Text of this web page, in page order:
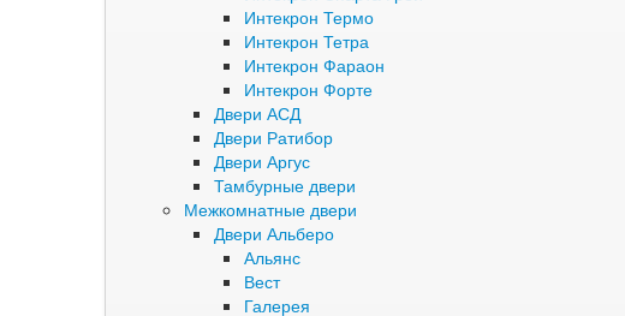
Интекрон Термо
Интекрон Тетра
Интекрон Фараон
Интекрон Форте
Двери АСД
Двери Ратибор
Двери Аргус
Тамбурные двери
Межкомнатные двери
Двери Альберо
Альянс
Вест
Галерея